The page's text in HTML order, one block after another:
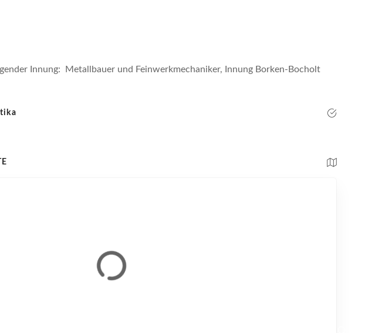
Innung: Metallbauer und Feinwerkmechaniker, Innung Borken-Bocholt